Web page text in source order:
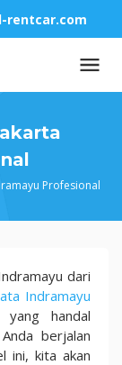
rentcar.com
Profesional
dari
Indramayu
handal
berjalan
ini, kita akan